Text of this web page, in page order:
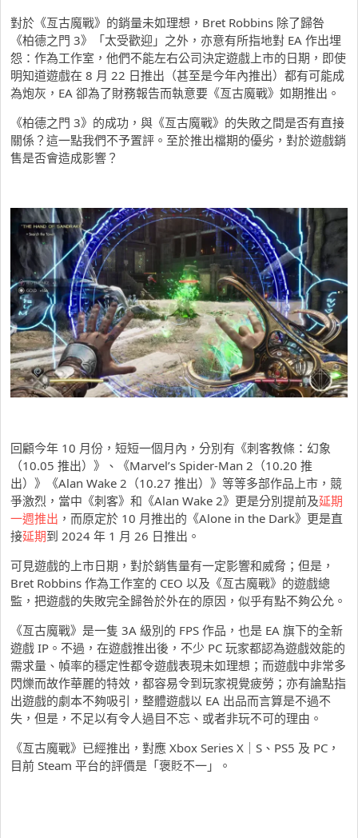
對於《亙古魔戰》的銷量未如理想，Bret Robbins 除了歸咎
《柏德之門 3》「太受歡迎」之外，亦意有所指地對 EA 作出埋
怨：作為工作室，他們不能左右公司決定遊戲上市的日期，即使
明知道遊戲在 8 月 22 日推出（甚至是今年內推出）都有可能成
為炮灰，EA 卻為了財務報告而執意要《亙古魔戰》如期推出。
《柏德之門 3》的成功，與《亙古魔戰》的失敗之間是否有直接
關係？這一點我們不予置評。至於推出檔期的優劣，對於遊戲銷
售是否會造成影響？
回顧今年 10 月份，短短一個月內，分別有《刺客教條：幻象
（10.05 推出）》、《Marvel’s Spider-Man 2（10.20 推
出）》《Alan Wake 2（10.27 推出）》等等多部作品上市，競
爭激烈，當中《刺客》和《Alan Wake 2》更是分別提前及延期
一週推出 ，而原定於 10 月推出的《Alone in the Dark》更是直
接延期到 2024 年 1 月 26 日推出。
可見遊戲的上市日期，對於銷售量有一定影響和威脅；但是，
Bret Robbins 作為工作室的 CEO 以及《亙古魔戰》的遊戲總
監，把遊戲的失敗完全歸咎於外在的原因，似乎有點不夠公允。
《亙古魔戰》是一隻 3A 級別的 FPS 作品，也是 EA 旗下的全新
遊戲 IP。不過，在遊戲推出後，不少 PC 玩家都認為遊戲效能的
需求量、幀率的穩定性都令遊戲表現未如理想；而遊戲中非常多
閃爍而故作華麗的特效，都容易令到玩家視覺疲勞；亦有論點指
出遊戲的劇本不夠吸引，整體遊戲以 EA 出品而言算是不過不
失，但是，不足以有令人過目不忘、或者非玩不可的理由。
《亙古魔戰》已經推出，對應 Xbox Series X｜S、PS5 及 PC，
目前 Steam 平台的評價是「褒貶不一」。